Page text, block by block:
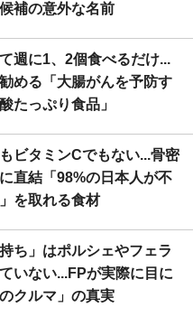
補の意外な名前
週に1、2個食べるだけ...
める「大腸がんを予防す
たっぷり食品」
ビタミンCでもない...骨密
直結「98%の日本人が不
を取れる食材
ち」はポルシェやフェラ
いない...FPが実際に目に
クルマ」の真実